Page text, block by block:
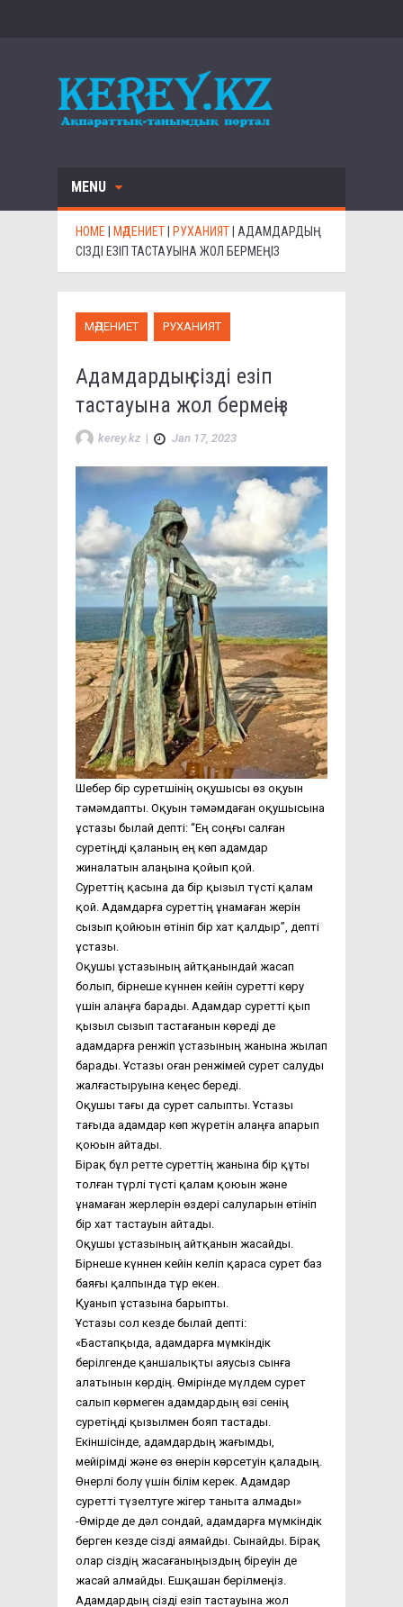
MENU
HOME | МӘДЕНИЕТ| РУХАНИЯТ| АДАМДАРДЫҢ
СІЗДІ ЕЗІП ТАСТАУЫНА ЖОЛ БЕРМЕҢІЗ
МӘДЕНИЕТ РУХАНИЯТ
Адамдардың сізді езіп
тастауына жол бермеңіз
kerey.kz | Jan 17, 2023
Шебер бір суретшінің оқушысы өз оқуын
тәмәмдапты. Оқуын тәмәмдаған оқушысына
ұстазы былай депті: “Ең соңғы салған
суретіңді қаланың ең көп адамдар
жиналатын алаңына қойып қой.
Суреттің қасына да бір қызыл түсті қалам
қой. Адамдарға суреттің ұнамаған жерін
сызып қойюын өтініп бір хат қалдыр”, депті
ұстазы.
Оқушы ұстазының айтқанындай жасап
болып, бірнеше күннен кейін суретті көру
үшін алаңға барады. Адамдар суретті қып
қызыл сызып тастағанын көреді де
адамдарға ренжіп ұстазының жанына жылап
барады. Ұстазы оған ренжімей сурет салуды
жалғастыруына кеңес береді.
Оқушы тағы да сурет салыпты. Ұстазы
тағыда адамдар көп жүретін алаңға апарып
қоюын айтады.
Бірақ бұл ретте суреттің жанына бір құты
толған түрлі түсті қалам қоюын және
ұнамаған жерлерін өздері салуларын өтініп
бір хат тастауын айтады.
Оқушы ұстазының айтқанын жасайды.
Бірнеше күннен кейін келіп қараса сурет баз
баяғы қалпында тұр екен.
Қуанып ұстазына барыпты.
Ұстазы сол кезде былай депті:
«Бастапқыда, адамдарға мүмкіндік
берілгенде қаншалықты аяусыз сынға
алатынын көрдің. Өмірінде мүлдем сурет
салып көрмеген адамдардың өзі сенің
суретіңді қызылмен бояп тастады.
Екіншісінде, адамдардың жағымды,
мейірімді және өз өнерін көрсетуін қаладың.
Өнерлі болу үшін білім керек. Адамдар
суретті түзелтуге жігер таныта алмады»
-Өмірде де дәл сондай, адамдарға мүмкіндік
берген кезде сізді аямайды. Сынайды. Бірақ
олар сіздің жасағаныңыздың біреуін де
жасай алмайды. Ешқашан берілмеңіз.
Адамдардың сізді езіп тастауына жол